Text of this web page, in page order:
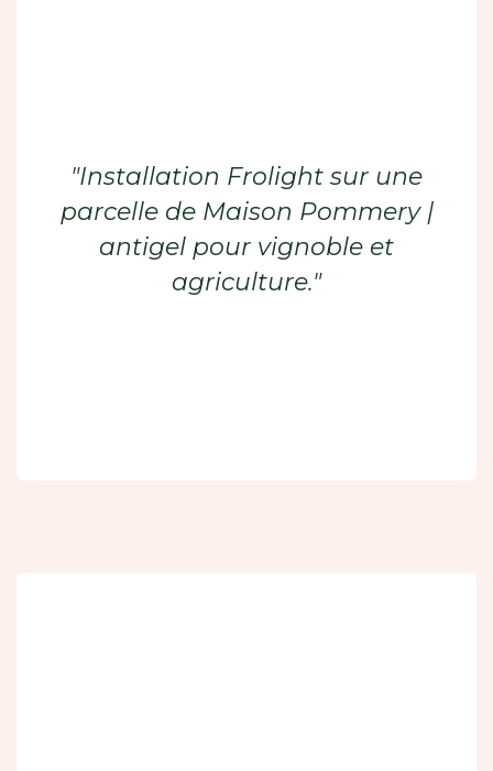
"Installation Frolight sur une
parcelle de Maison Pommery |
antigel pour vignoble et
agriculture."